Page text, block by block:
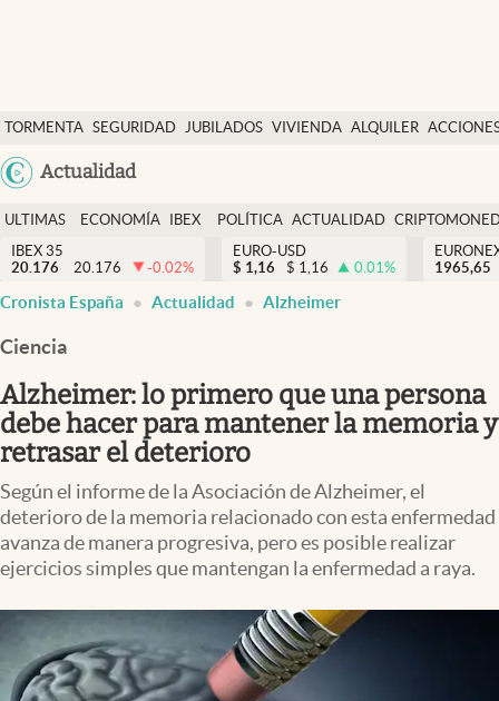
TORMENTA SEGURIDAD JUBILADOS VIVIENDA ALQUILER
USA
Actualidad
Economía y finanzas
Política
Actualidad
Criptomonedas
España
ULTIMAS
NOTICIAS
ECONOMÍA
FINANZAS
IBEX
EURO
POLÍTICA ACTUALIDAD
IBEX 35
20.176
20.176 -0.02%
EURO-USD
$ 1,16 $ 1,16 0.01%
1965,65
Cronista España Actualidad Alzheimer
Ciencia
Alzheimer: lo primero que una persona
debe hacer para mantener la memoria y
retrasar el deterioro
Según el informe de la Asociación de Alzheimer, el
deterioro de la memoria relacionado con esta enfermedad
avanza de manera progresiva, pero es posible realizar
ejercicios simples que mantengan la enfermedad a raya.